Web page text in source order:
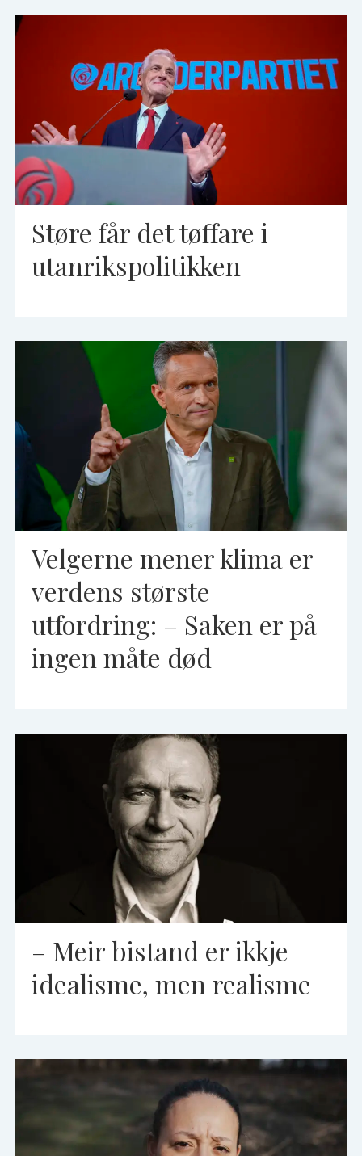
Støre får det tøffare i
utanrikspolitikken
Velgerne mener klima er
verdens største
utfordring: – Saken er på
ingen måte død
– Meir bistand er ikkje
idealisme, men realisme